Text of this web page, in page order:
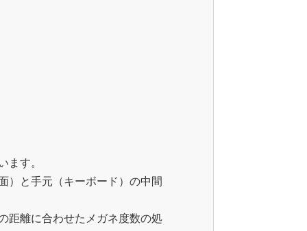
ます。
）と手元（キーボード）の中間
距離に合わせたメガネ度数の処